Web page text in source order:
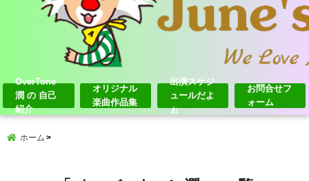
OverTone
潤 の 自己
紹介
オリジナル
楽曲作品集
出演スケジ
ュールだよ
ぉ
お問合せフ
ォーム
ホーム